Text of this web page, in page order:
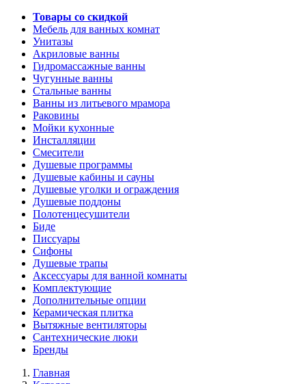
Товары со скидкой
Мебель для ванных комнат
Унитазы
Акриловые ванны
Гидромассажные ванны
Чугунные ванны
Стальные ванны
Ванны из литьевого мрамора
Раковины
Мойки кухонные
Инсталляции
Смесители
Душевые программы
Душевые кабины и сауны
Душевые уголки и ограждения
Душевые поддоны
Полотенцесушители
Биде
Писсуары
Сифоны
Душевые трапы
Аксессуары для ванной комнаты
Комплектующие
Дополнительные опции
Керамическая плитка
Вытяжные вентиляторы
Сантехнические люки
Бренды
Главная